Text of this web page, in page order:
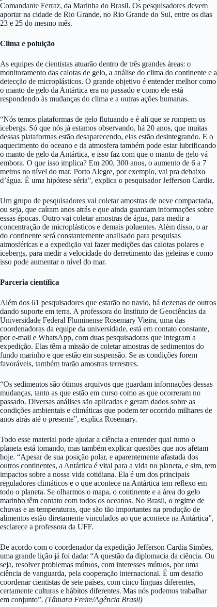
Comandante Ferraz, da Marinha do Brasil. Os pesquisadores devem
aportar na cidade de Rio Grande, no Rio Grande do Sul, entre os dias
23 e 25 do mesmo mês.
Clima e poluição
As equipes de cientistas atuarão dentro de três grandes áreas: o
monitoramento das calotas de gelo, a análise do clima do continente e a
detecção de microplásticos. O grande objetivo é entender melhor como
o manto de gelo da Antártica era no passado e como ele está
respondendo às mudanças do clima e a outras ações humanas.
“Nós temos plataformas de gelo flutuando e é ali que se rompem os
icebergs. Só que nós já estamos observando, há 20 anos, que muitas
dessas plataformas estão desaparecendo, elas estão desintegrando. E o
aquecimento do oceano e da atmosfera também pode estar lubrificando
o manto de gelo da Antártica, e isso faz com que o manto de gelo vá
embora. O que isso implica? Em 200, 300 anos, o aumento de 6 a 7
metros no nível do mar. Porto Alegre, por exemplo, vai pra debaixo
d’água. É uma hipótese séria”, explica o pesquisador Jefferson Cardia.
Um grupo de pesquisadores vai coletar amostras de neve compactada,
ou seja, que caíram anos atrás e que ainda guardam informações sobre
essas épocas. Outro vai coletar amostras de água, para medir a
concentração de microplásticos e demais poluentes. Além disso, o ar
do continente será constantemente analisado para pesquisas
atmosféricas e a expedição vai fazer medições das calotas polares e
icebergs, para medir a velocidade do derretimento das geleiras e como
isso pode aumentar o nível do mar.
Parceria científica
Além dos 61 pesquisadores que estarão no navio, há dezenas de outros
dando suporte em terra. A professora do Instituto de Geociências da
Universidade Federal Fluminense Rosemary Vieira, uma das
coordenadoras da equipe da universidade, está em contato constante,
por e-mail e WhatsApp, com duas pesquisadoras que integram a
expedição. Elas têm a missão de coletar amostras de sedimentos do
fundo marinho e que estão em suspensão. Se as condições forem
favoráveis, também trarão amostras terrestres.
“Os sedimentos são ótimos arquivos que guardam informações dessas
mudanças, tanto as que estão em curso como as que ocorreram no
passado. Diversas análises são aplicadas e geram dados sobre as
condições ambientais e climáticas que podem ter ocorrido milhares de
anos atrás até o presente”, explica Rosemary.
Todo esse material pode ajudar a ciência a entender qual rumo o
planeta está tomando, mas também explicar questões que nos afetam
hoje. “Apesar de sua posição polar, e aparentemente afastada dos
outros continentes, a Antártica é vital para a vida no planeta, e sim, tem
impactos sobre a nossa vida cotidiana. Ela é um dos principais
reguladores climáticos e o que acontece na Antártica tem reflexo em
todo o planeta. Se olharmos o mapa, o continente e a área do gelo
marinho têm contato com todos os oceanos. No Brasil, o regime de
chuvas e as temperaturas, que são tão importantes na produção de
alimentos estão diretamente vinculados ao que acontece na Antártica”,
esclarece a professora da UFF.
De acordo com o coordenador da expedição Jefferson Cardia Simões,
uma grande lição já foi dada: “A questão da diplomacia da ciência. Ou
seja, resolver problemas mútuos, com interesses mútuos, por uma
ciência de vanguarda, pela cooperação internacional. É um desafio
coordenar cientistas de sete países, com cinco línguas diferentes,
certamente culturas e hábitos diferentes. Mas nós podemos trabalhar
em conjunto”. (Tâmara Freire/Agência Brasil)